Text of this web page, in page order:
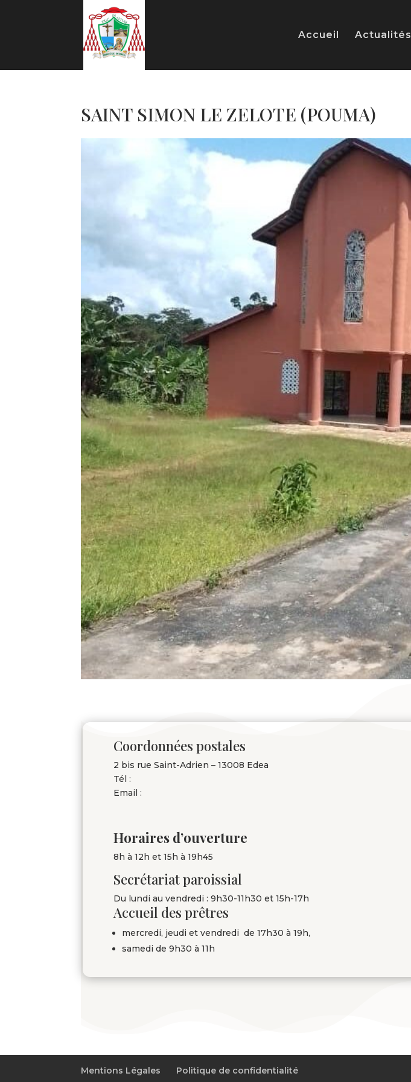
Accueil Actualités
SAINT SIMON LE ZELOTE (POUMA)
Coordonnées postales
2 bis rue Saint-Adrien – 13008 Edea
Tél :
Email :
Horaires d’ouverture
8h à 12h et 15h à 19h45
Secrétariat paroissial
Du lundi au vendredi : 9h30-11h30 et 15h-17h
Accueil des prêtres
mercredi, jeudi et vendredi de 17h30 à 19h,
samedi de 9h30 à 11h
Mentions Légales Politique de confidentialité